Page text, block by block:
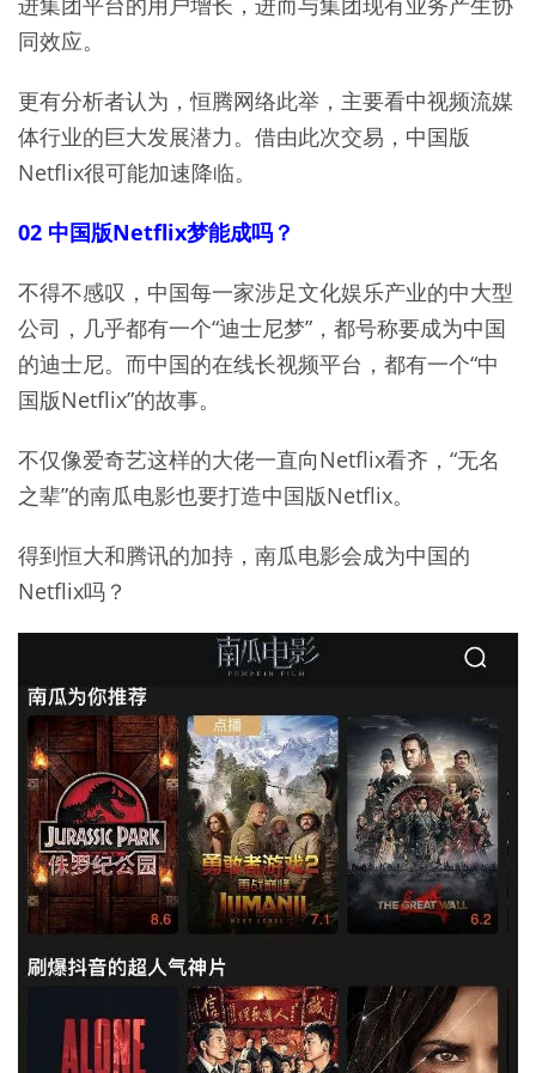
同效应。
更有分析者认为，恒腾网络此举，主要看中视频流媒
体行业的巨大发展潜力。借由此次交易，中国版
Netflix很可能加速降临。
02 中国版Netflix梦能成吗？
不得不感叹，中国每一家涉足文化娱乐产业的中大型
公司，几乎都有一个“迪士尼梦”，都号称要成为中国
的迪士尼。而中国的在线长视频平台，都有一个“中
国版Netflix”的故事。
不仅像爱奇艺这样的大佬一直向Netflix看齐，“无名
之辈”的南瓜电影也要打造中国版Netflix。
得到恒大和腾讯的加持，南瓜电影会成为中国的
Netflix吗？